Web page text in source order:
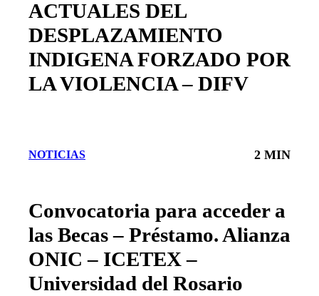
ACTUALES DEL
DESPLAZAMIENTO
INDIGENA FORZADO POR
LA VIOLENCIA – DIFV
NOTICIAS 2 MIN
Convocatoria para acceder a
las Becas – Préstamo. Alianza
ONIC – ICETEX –
Universidad del Rosario